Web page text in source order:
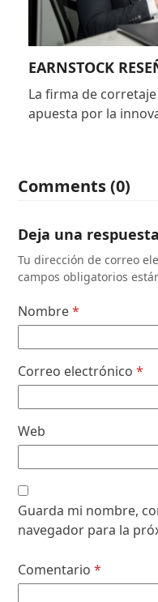
EARNSTOCK
La firma de
apuesta por la
Comments (0)
Deja una respuesta
Tu dirección de correo
campos obligatorios
Nombre*
Correo electrónico*
Web
Guarda mi nombre,
navegador para la
Comentario*